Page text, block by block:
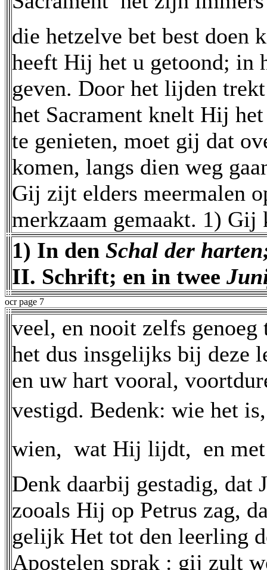
die hetzelve bet best doen
heeft Hij het u getoond; in
geven. Door het lijden
het Sacrament knelt Hij
te genieten, moet gij dat
komen, langs dien weg
Gij zijt elders meermalen
merkzaam gemaakt. 1) Gij
1) In den Schal der
II. Schrift; en in twee
ocr page 7
veel, en nooit zelfs
het dus insgelijks bij deze
en uw hart vooral,
vestigd. Bedenk: wie het
wien,  wat Hij lijdt,  en
Denk daarbij gestadig, dat
zooals Hij op Petrus zag,
gelijk Het tot den leerling
Apostelen sprak : gij zult